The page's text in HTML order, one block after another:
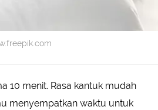
10 menit. Rasa kantuk mudah
menyempatkan waktu untuk